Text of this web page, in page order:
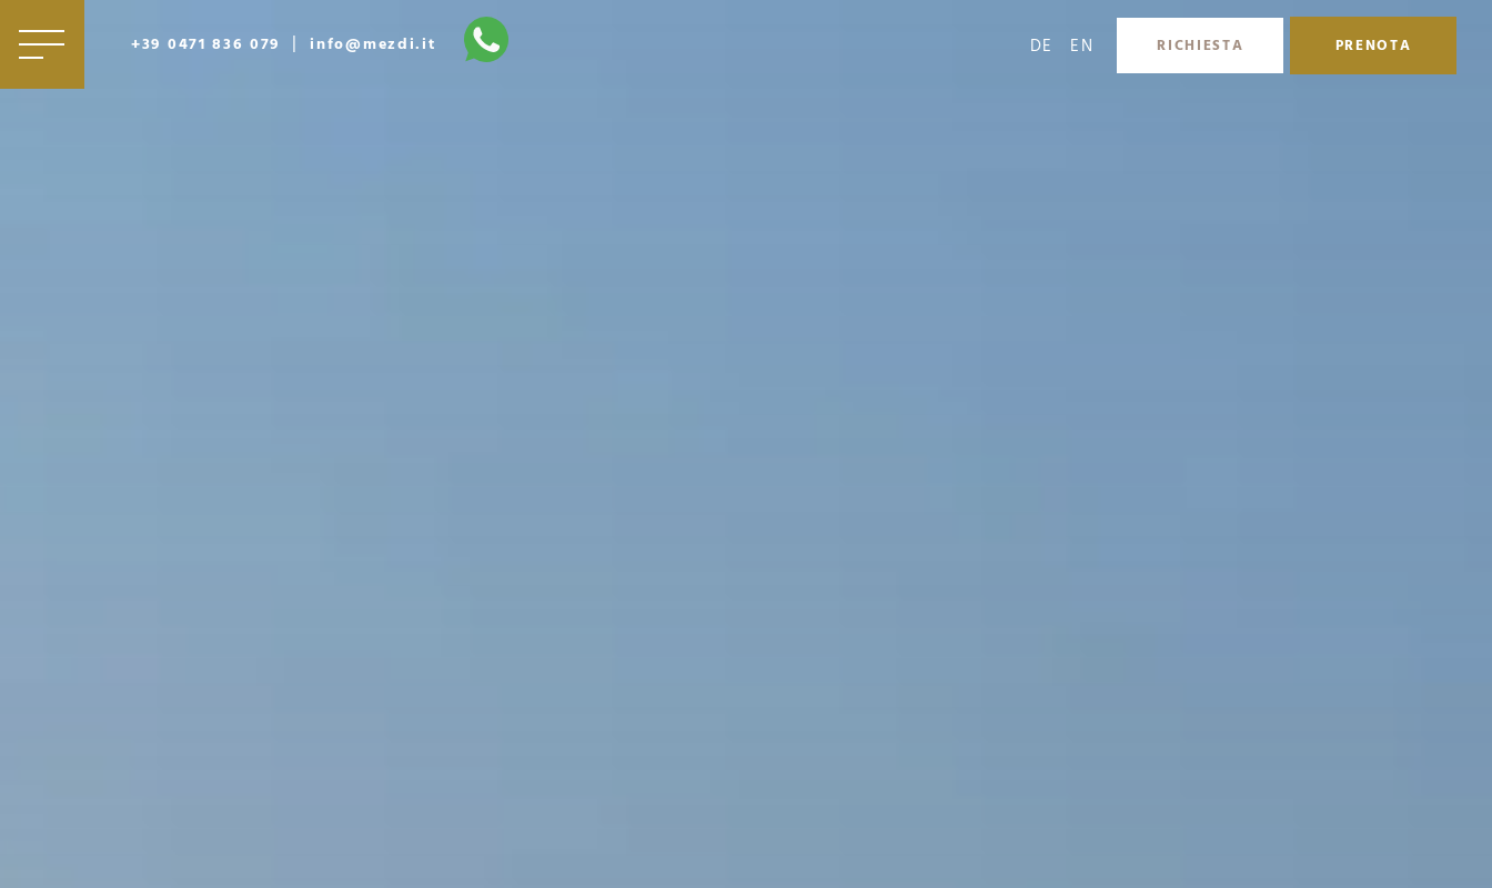
DE EN RICHIESTA PRENOTA
+39 0471 836 079 | info@mezdi.it